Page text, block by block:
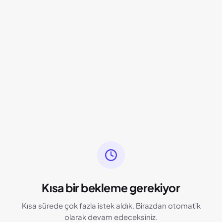
Kısa bir bekleme gerekiyor
Kısa sürede çok fazla istek aldık. Birazdan otomatik
olarak devam edeceksiniz.